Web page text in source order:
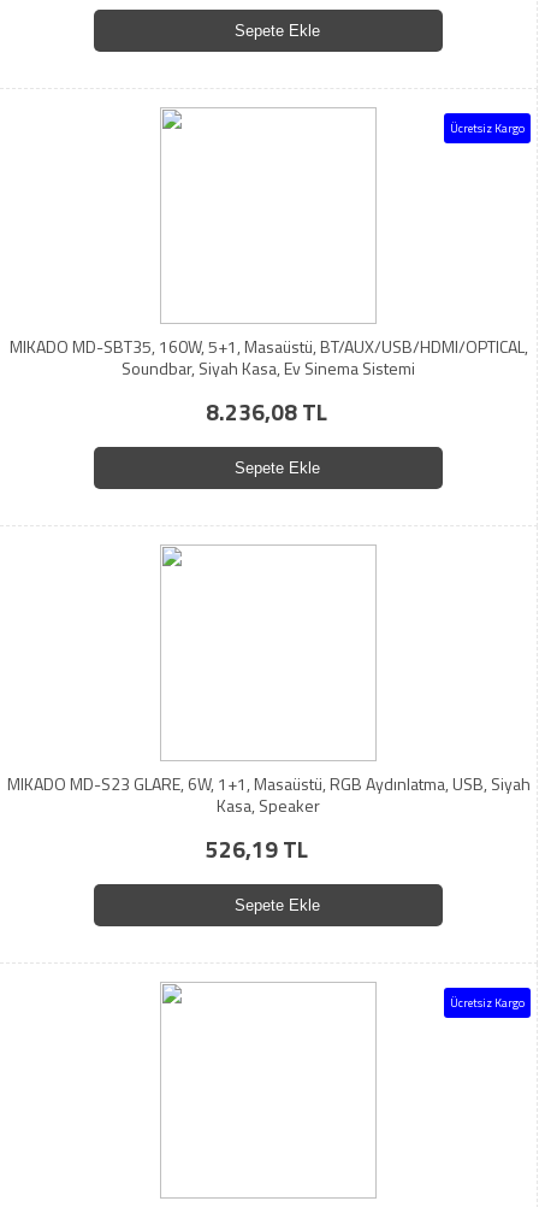
Sepete Ekle
Ücretsiz Kargo
MIKADO MD-SBT35, 160W, 5+1, Masaüstü, BT/AUX/USB/HDMI/OPTICAL,
Soundbar, Siyah Kasa, Ev Sinema Sistemi
8.236,08 TL
Sepete Ekle
MIKADO MD-S23 GLARE, 6W, 1+1, Masaüstü, RGB Aydınlatma, USB, Siyah
Kasa, Speaker
526,19 TL
Sepete Ekle
Ücretsiz Kargo